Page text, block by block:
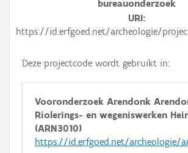
bureauonderzoek
URI
https://id.erfgoed.net/archeologie/
Deze projectcode wordt gebruikt in:
Vooronderzoek Arendonk
Riolerings- en wegeniswerken
(ARN3010)
https://id.erfgoed.net/archeologie/